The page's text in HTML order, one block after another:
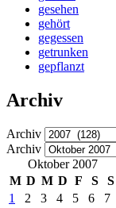
gesehen
gehört
gegessen
getrunken
gepflanzt
Archiv
Archiv
Archiv
Oktober 2007
M D M D F S
S
1
2 3 4 5 6
7